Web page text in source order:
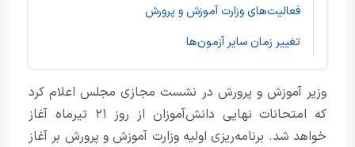
فعالیت‌های وزارت آموزش و پرورش
تغییر زمان سایر آزمون‌ها
وزیر آموزش و پرورش در نشست مجازی مجلس اعلام کرد
که امتحانات نهایی دانش‌آموزان از روز ۲۱ تیرماه آغاز
خواهد شد. برنامه‌ریزی اولیه وزارت آموزش و پرورش بر آغاز